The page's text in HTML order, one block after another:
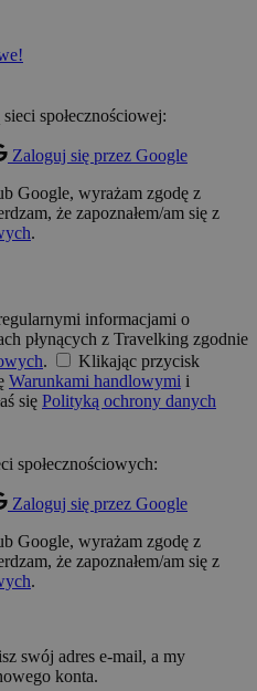
społecznościowej:
Zaloguj się przez Google
Google, wyrażam zgodę z
że zapoznałem/am się z
.
informacjami o
płynących z Travelking zgodnie
.
Klikając przycisk
Warunkami handlowymi i
się Polityką ochrony danych
społecznościowych:
Zaloguj się przez Google
Google, wyrażam zgodę z
że zapoznałem/am się z
.
swój adres e-mail, a my
konta.